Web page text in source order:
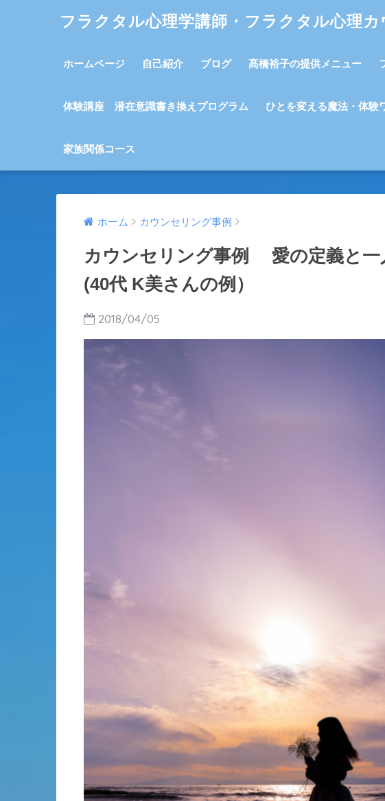
フラクタル心理学講師・フラクタル心理
ホームページ 自己紹介 ブログ 髙橋裕子の提供メニュー
体験講座 潜在意識書き換えプログラム ひとを変える魔法・体験
家族関係コース
ホーム カウンセリング事例
カウンセリング事例 愛の定義と一
(40代 K美さんの例）
2018/04/05